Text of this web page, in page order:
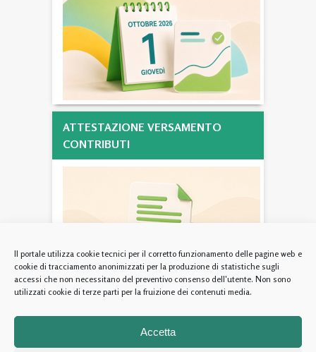
Il portale utilizza cookie tecnici per il corretto funzionamento delle pagine web e
cookie di tracciamento anonimizzati per la produzione di statistiche sugli
accessi che non necessitano del preventivo consenso dell'utente. Non sono
utilizzati cookie di terze parti per la fruizione dei contenuti media.
Accetta
ATTESTAZIONE VERSAMENTO
CONTRIBUTI
Fondazione Ente Nazionale di Previdenza ed Assistenza per gli
Psicologi - Via Cesare Beccaria 94/96 (00196) Roma – codice fiscale